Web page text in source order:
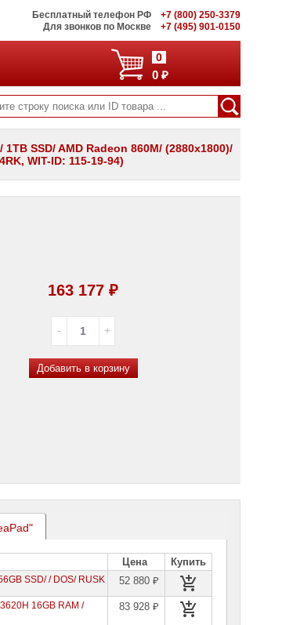
Бесплатный телефон РФ
+7 (800) 250-3379
Для звонков по Москве
+7 (495) 901-0150
0
0 ₽
SSD/ AMD Radeon 860M/ (2880x1800)/
WIT-ID: 115-19-94)
163 177 ₽
Добавить в корзину
Цена
Купить
SSD/ / DOS/ RUSK 52 880 ₽
16GB RAM /
83 928 ₽